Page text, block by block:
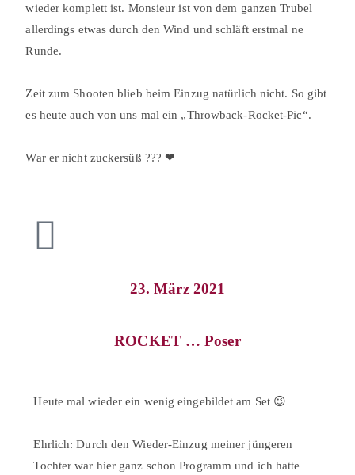
wieder komplett ist. Monsieur ist von dem ganzen Trubel
allerdings etwas durch den Wind und schläft erstmal ne
Runde.⠀
Zeit zum Shooten blieb beim Einzug natürlich nicht. So gibt
es heute auch von uns mal ein „Throwback-Rocket-Pic“.⠀
War er nicht zuckersüß ??? ❤⠀
23. März 2021
ROCKET … Poser
Heute mal wieder ein wenig eingebildet am Set 😉
Ehrlich: Durch den Wieder-Einzug meiner jüngeren
Tochter war hier ganz schon Programm und ich hatte